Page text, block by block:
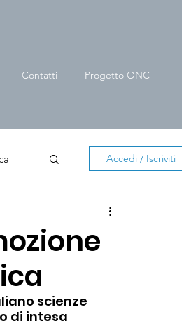
Contatti Progetto ONC
Accedi / Iscriviti
scienze
di intesa